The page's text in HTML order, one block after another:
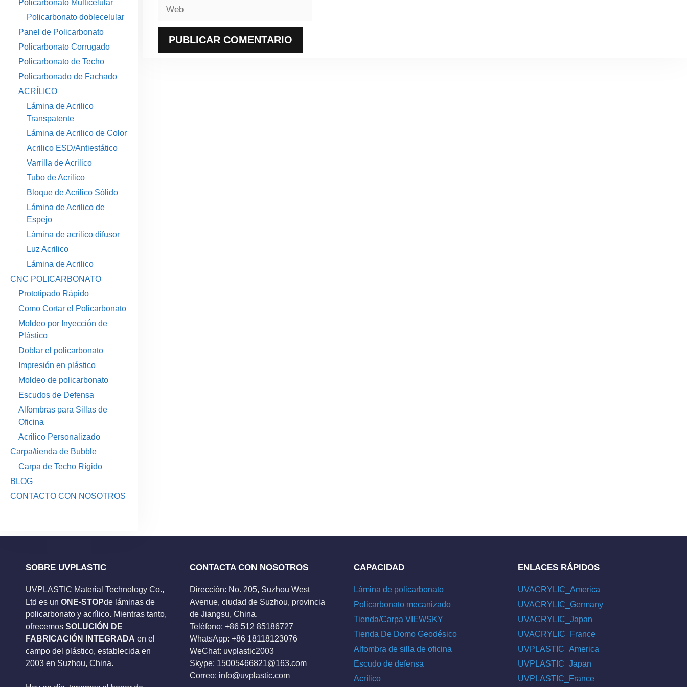
Policarbonato Multicelular
Policarbonato doblecelular
Panel de Policarbonato
Policarbonato Corrugado
Policarbonato de Techo
Policarbonado de Fachado
ACRÍLICO
Lámina de Acrilico
Transpatente
Lámina de Acrilico de Color
Acrilico ESD/Antiestático
Varrilla de Acrilico
Tubo de Acrilico
Bloque de Acrilico Sólido
Lámina de Acrilico de
Espejo
Lámina de acrilico difusor
Luz Acrilico
Lámina de Acrilico
CNC POLICARBONATO
Prototipado Rápido
Como Cortar el Policarbonato
Moldeo por Inyección de
Plástico
Doblar el policarbonato
Impresión en plástico
Moldeo de policarbonato
Escudos de Defensa
Alfombras para Sillas de
Oficina
Acrilico Personalizado
Carpa/tienda de Bubble
Carpa de Techo Rígido
BLOG
CONTACTO CON NOSOTROS
SOBRE UVPLASTIC
UVPLASTIC Material Technology Co.,
Ltd es un ONE-STOPde láminas de
policarbonato y acrílico. Mientras tanto,
ofrecemos SOLUCIÓN DE
FABRICACIÓN INTEGRADA en el
campo del plástico, establecida en
2003 en Suzhou, China.
CONTACTA CON NOSOTROS
Dirección: No. 205, Suzhou West
Avenue, ciudad de Suzhou, provincia
de Jiangsu, China.
Teléfono: +86 512 85186727
WhatsApp: +86 18118123076
WeChat: uvplastic2003
Skype: 15005466821@163.com
Correo: info@uvplastic.com
CAPACIDAD
Lámina de policarbonato
Policarbonato mecanizado
Tienda/Carpa VIEWSKY
Tienda De Domo Geodésico
Alfombra de silla de oficina
Escudo de defensa
Acrílico
ENLACES RÁPIDOS
UVACRYLIC_America
UVACRYLIC_Germany
UVACRYLIC_Japan
UVACRYLIC_France
UVPLASTIC_America
UVPLASTIC_Japan
UVPLASTIC_France